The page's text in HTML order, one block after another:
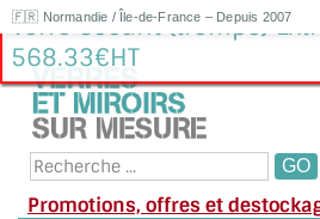
🇫🇷 Normandie / Île-de-France – Depuis 2007
Verre Sécurit (trempé)
568.33€HT
Promotions, offres et